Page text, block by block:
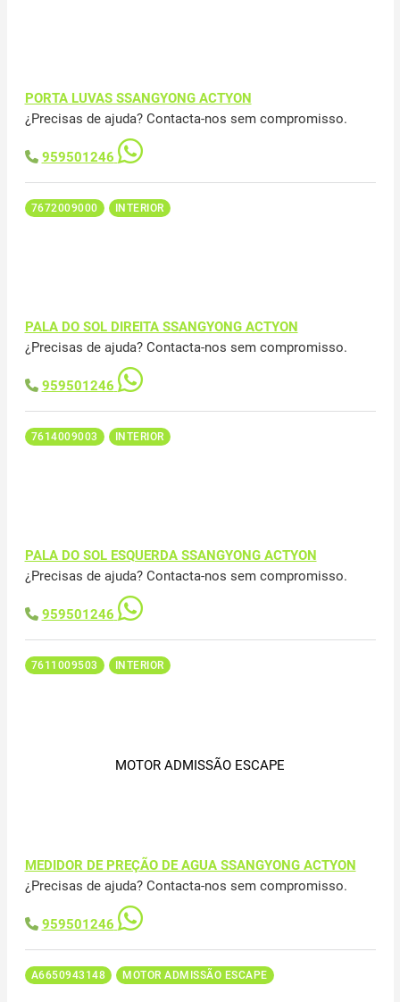
PORTA LUVAS SSANGYONG ACTYON
¿Precisas de ajuda? Contacta-nos sem compromisso.
959501246
7672009000 INTERIOR
PALA DO SOL DIREITA SSANGYONG ACTYON
¿Precisas de ajuda? Contacta-nos sem compromisso.
959501246
7614009003 INTERIOR
PALA DO SOL ESQUERDA SSANGYONG ACTYON
¿Precisas de ajuda? Contacta-nos sem compromisso.
959501246
7611009503 INTERIOR
MOTOR ADMISSÃO ESCAPE
MEDIDOR DE PREÇÃO DE AGUA SSANGYONG ACTYON
¿Precisas de ajuda? Contacta-nos sem compromisso.
959501246
A6650943148 MOTOR ADMISSÃO ESCAPE